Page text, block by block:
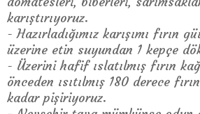
karıştırıyoruz.
- Hazırladığımız karışımı fırın
üzerine etin suyundan 1 kepçe
- Üzerini hafif ıslatılmış fırın
önceden ısıtılmış 180 derece
kadar pişiriyoruz.